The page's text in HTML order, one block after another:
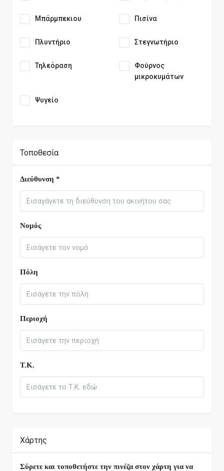
Μπάρμπεκιου Πισίνα
Πλυντήριο Στεγνωτήριο
Τηλεόραση
Φούρνος
μικροκυμάτων
Ψυγείο
Τοποθεσία
Διεύθυνση *
Νομός
Πόλη
Περιοχή
Τ.Κ.
Χάρτης
Σύρετε και τοποθετήστε την πινέζα στον χάρτη για να